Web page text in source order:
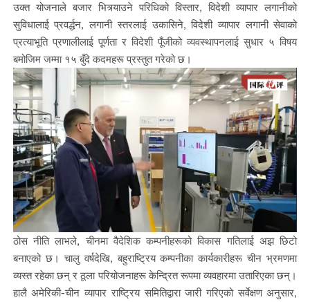
उक्त योजनाले बजार भित्र्याउने परिधिको विस्तार, विदेशी व्यापार लगानीको
सुविधालाई प्रवर्द्धन, लगानी स्तरलाई उकासिने, विदेशी व्यापार लगानी सेवाको
प्रत्याभूति प्रणालीलाई पूर्णता र विदेशी पूँजीको व्यवस्थापनलाई सुधार ५ विषय
बमोजिम जम्मा १५ बुँदे कदमहरू प्रस्तुत गरेको छ।
ठोस नीति लाभले, चीनमा वैदेशिक कम्पनीहरूको विकास गतिलाई अझ छिटो
बनाएको छ। चालु वर्षदेखि, बहुराष्ट्रिय कम्पनीका कार्यकारीहरू चीन भ्रमणमा
व्यस्त रहेका छन् र ठूला परियोजनाहरू केन्द्रित रूपमा व्यवहारमा उतारिएका छन्।
हालै अमेरिकी-चीन व्यापार राष्ट्रिय समितिद्वारा जारी गरिएको सर्वेक्षण अनुसार,